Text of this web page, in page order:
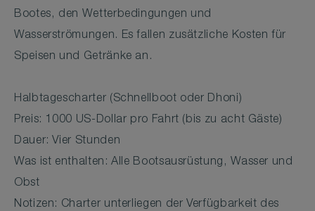
Bootes, den Wetterbedingungen und
Wasserströmungen. Es fallen zusätzliche Kosten für
Speisen und Getränke an.
Halbtagescharter (Schnellboot oder Dhoni)
Preis: 1000 US-Dollar pro Fahrt (bis zu acht Gäste)
Dauer: Vier Stunden
Was ist enthalten: Alle Bootsausrüstung, Wasser und
Obst
Notizen: Charter unterliegen der Verfügbarkeit des